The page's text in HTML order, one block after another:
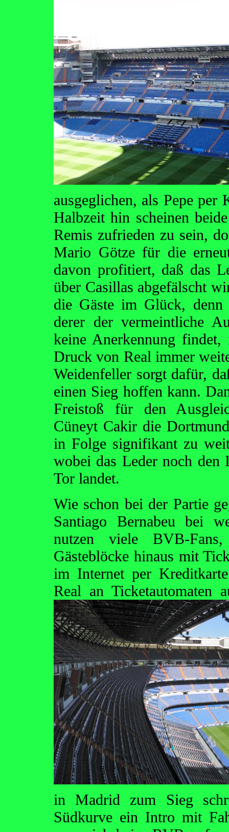
ausgeglichen, als Pepe
Halbzeit hin scheinen
Remis zufrieden zu sein,
Mario Götze für die
davon profitiert, daß das
über Casillas abgefälscht
die Gäste im Glück, denn
derer der vermeintliche
keine Anerkennung
Druck von Real immer
Weidenfeller sorgt dafür,
einen Sieg hoffen kann.
Freistoß für den
Cüneyt Cakir die
in Folge signifikant zu
wobei das Leder noch den
Tor landet.
Wie schon bei der Partie
Santiago Bernabeu bei
nutzen viele BVB-
Gästeblöcke hinaus mit
im Internet per
Real an Ticketautomaten
in Madrid zum Sieg
Südkurve ein Intro mit